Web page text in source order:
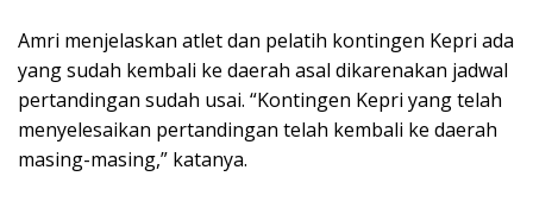
Amri menjelaskan atlet dan pelatih kontingen Kepri ada
yang sudah kembali ke daerah asal dikarenakan jadwal
pertandingan sudah usai. “Kontingen Kepri yang telah
menyelesaikan pertandingan telah kembali ke daerah
masing-masing,” katanya.